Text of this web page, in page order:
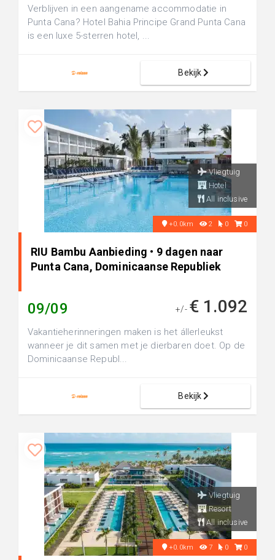
Verblijven in een aangename accommodatie in
Punta Cana? Hotel Bahia Principe Grand Punta Cana
is een luxe 5-sterren hotel, ...
Bekijk
Vliegtuig
Hotel
All inclusive
+0.0km 2 0 0
RIU Bambu Aanbieding • 9 dagen naar
Punta Cana, Dominicaanse Republiek
09/09 +/- € 1.092
Vakantieherinneringen maken is het állerleukst
wanneer je dit samen met je dierbaren doet. Op de
Dominicaanse Republ...
Bekijk
Vliegtuig
Resort
All inclusive
+0.0km 7 0 0